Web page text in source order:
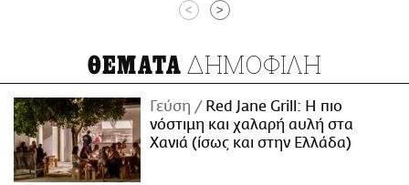
< >
ΘΕΜΑΤΑ ΔΗΜΟΦΙΛΗ
Γεύση
Red Jane Grill: Η πιο
νόστιμη και χαλαρή αυλή στα
Χανιά (ίσως και στην Ελλάδα)